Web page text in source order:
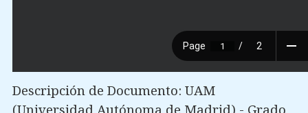
Descripción de Documento: UAM
(Universidad Autónoma de Madrid) - Grado